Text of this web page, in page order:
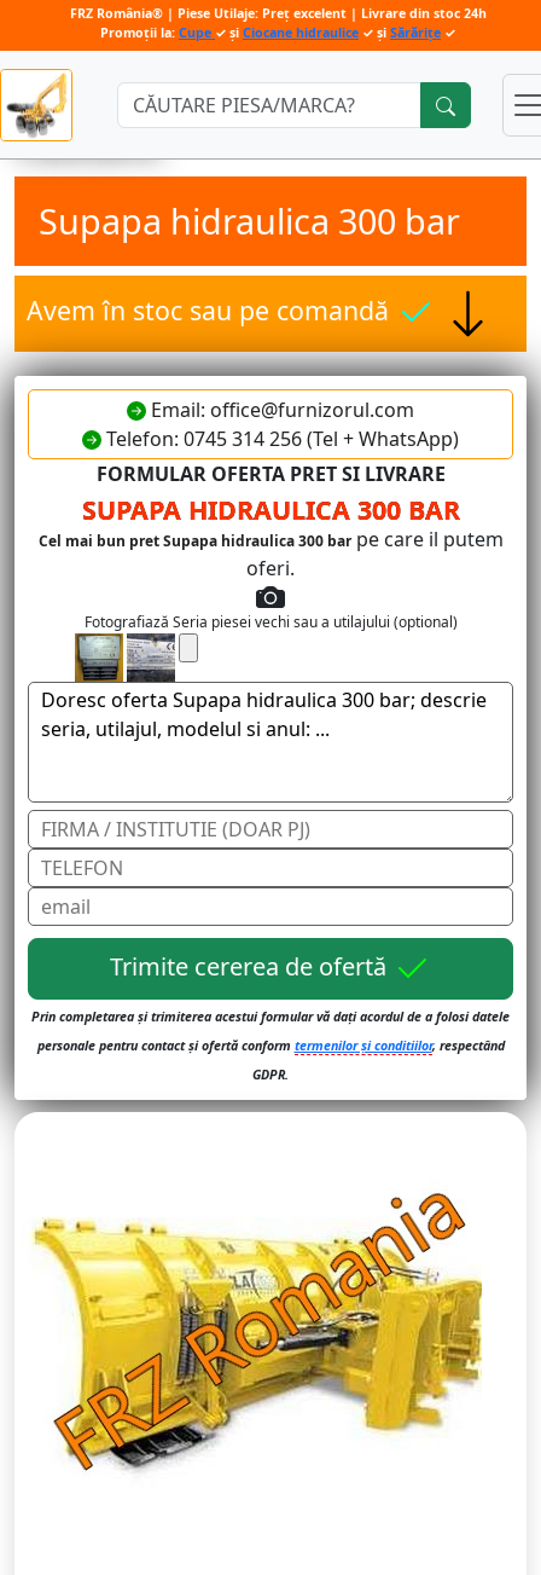
Căutare:
Supapa hidraulica 300 bar
Avem în stoc sau pe comandă
Email: office@furnizorul.com
Telefon: 0745 314 256 (Tel + WhatsApp)
FORMULAR OFERTA PRET SI LIVRARE
SUPAPA HIDRAULICA 300 BAR
Cel mai bun pret Supapa hidraulica 300 barpe care il putem
oferi.
Fotografiază Seria piesei vechi sau a utilajului (optional)
Trimite cererea de ofertă
Prin completarea și trimiterea acestui formular vă dați acordul de a folosi datele
personale pentru contact și ofertă conform termenilor și conditiilor, respectând
GDPR.
FRZ România® | Piese Utilaje: Preț excelent | Livrare din stoc 24h
Promoții la: Cupe ✓ și Ciocane hidraulice ✓ și Sărărițe ✓